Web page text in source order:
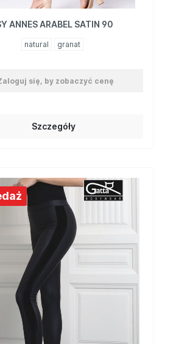
ANNES ARABEL SATIN 90
natural granat
się, by zobaczyć cenę
Szczegóły